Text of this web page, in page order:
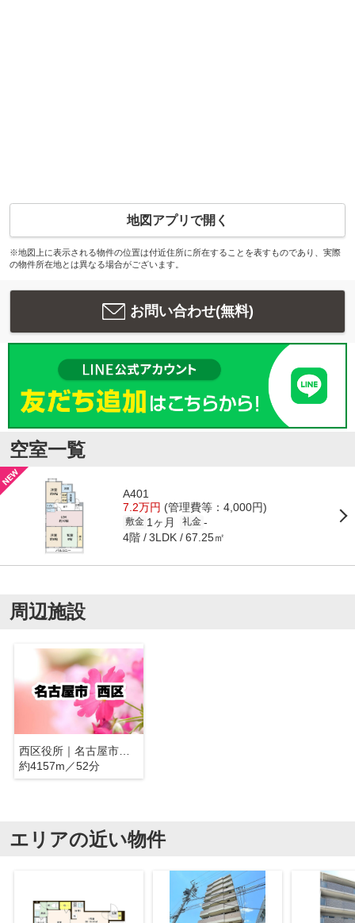
地図アプリで開く
※地図上に表示される物件の位置は付近住所に所在することを表すものであり、実際
の物件所在地とは異なる場合がございます。
お問い合わせ(無料)
空室一覧
A401
7.2万円 (管理費等：4,000円)
敷金 1ヶ月 礼金 -
4階 3LDK 67.25㎡
周辺施設
西区役所｜名古屋市西区
約4157m／52分
エリアの近い物件